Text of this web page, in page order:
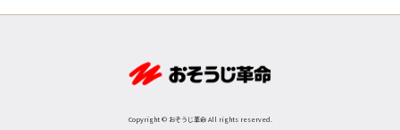
Copyright © おそうじ革命 All rights reserved.